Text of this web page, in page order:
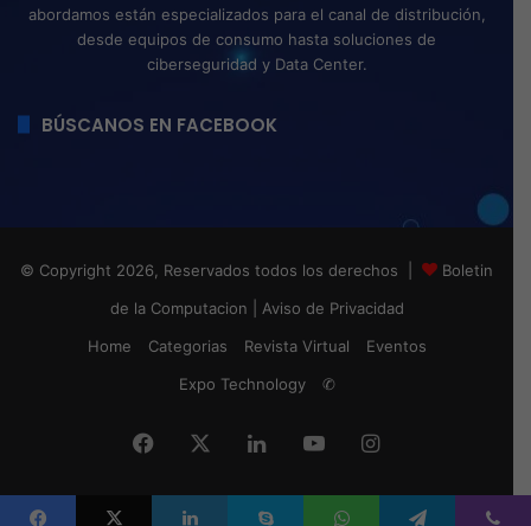
abordamos están especializados para el canal de distribución,
desde equipos de consumo hasta soluciones de
ciberseguridad y Data Center.
BÚSCANOS EN FACEBOOK
© Copyright 2026, Reservados todos los derechos |
Boletin
de la Computacion
Aviso de Privacidad
Home
Categorias Revista Virtual
Eventos
Expo Technology
✆
Facebook LinkedInYouTubeInstagram